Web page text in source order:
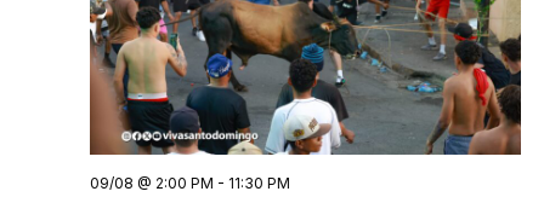
de
09/08 @ 2:00 PM - 11:30 PM